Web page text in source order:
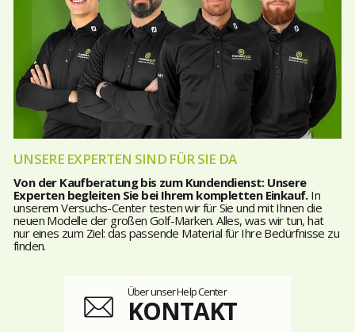
UNSERE EXPERTEN SIND FÜR SIE DA
Von der Kaufberatung bis zum Kundendienst: Unsere
Experten begleiten Sie bei Ihrem kompletten Einkauf.In
unserem Versuchs-Center testen wir für Sie und mit Ihnen die
neuen Modelle der großen Golf-Marken. Alles, was wir tun, hat
nur eines zum Ziel: das passende Material für Ihre Bedürfnisse zu
finden.
Über unser Help Center
KONTAKT